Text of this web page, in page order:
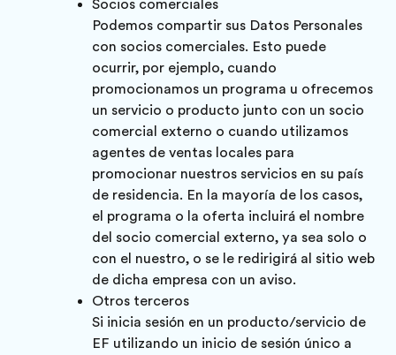
Socios comerciales
Podemos compartir sus Datos Personales
con socios comerciales. Esto puede
ocurrir, por ejemplo, cuando
promocionamos un programa u ofrecemos
un servicio o producto junto con un socio
comercial externo o cuando utilizamos
agentes de ventas locales para
promocionar nuestros servicios en su país
de residencia. En la mayoría de los casos,
el programa o la oferta incluirá el nombre
del socio comercial externo, ya sea solo o
con el nuestro, o se le redirigirá al sitio web
de dicha empresa con un aviso.
Otros terceros
Si inicia sesión en un producto/servicio de
EF utilizando un inicio de sesión único a